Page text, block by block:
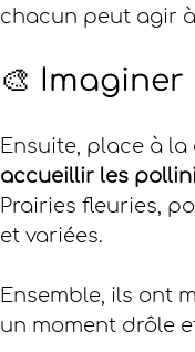
chacun peut agir
🎨
Ensuite, place à
accueillir les
Prairies fleuries,
et variées.
Ensemble, ils ont
un moment drôle